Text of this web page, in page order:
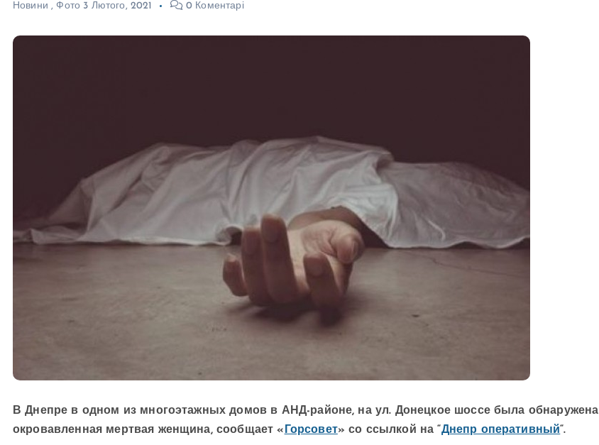
Новини , Фото 3 Лютого, 2021 0 Коментарі
В Днепре в одном из многоэтажных домов в АНД-районе, на ул. Донецкое шоссе была обнаружена
окровавленная мертвая женщина, сообщает « Горсовет» со ссылкой на “Днепр оперативный“.